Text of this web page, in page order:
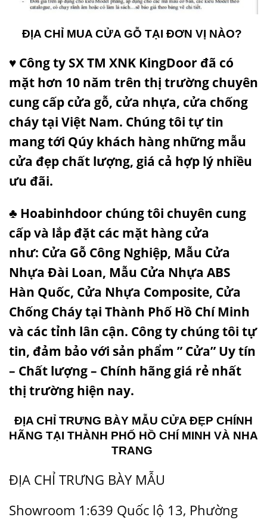
ĐỊA CHỈ MUA CỬA GỖ TẠI ĐƠN VỊ NÀO?
♥ Công ty SX TM XNK KingDoor đã có
mặt hơn 10 năm trên thị trường chuyên
cung cấp cửa gỗ, cửa nhựa, cửa chống
cháy tại Việt Nam. Chúng tôi tự tin
mang tới Qúy khách hàng những mẫu
cửa đẹp chất lượng, giá cả hợp lý nhiều
ưu đãi.
♣ Hoabinhdoor chúng tôi chuyên cung
cấp và lắp đặt các mặt hàng cửa
như: Cửa Gỗ Công Nghiệp, Mẫu Cửa
Nhựa Đài Loan, Mẫu Cửa Nhựa ABS
Hàn Quốc, Cửa Nhựa Composite, Cửa
Chống Cháytại Thành Phố Hồ Chí Minh
và các tỉnh lân cận. Công ty chúng tôi tự
tin, đảm bảo với sản phẩm ” Cửa” Uy tín
– Chất lượng – Chính hãng giá rẻ nhất
thị trường hiện nay.
ĐỊA CHỈ TRƯNG BÀY MẪU CỬA ĐẸP CHÍNH
HÃNG TẠI THÀNH PHỐ HỒ CHÍ MINH VÀ NHA
TRANG
ĐỊA CHỈ TRƯNG BÀY MẪU
Showroom 1:639 Quốc lộ 13, Phường